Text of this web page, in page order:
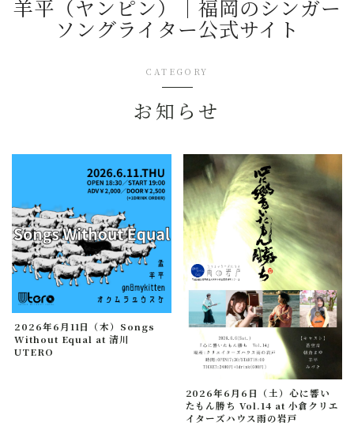
羊平（ヤンピン）｜福岡のシンガー
ソングライター公式サイト
CATEGORY
お知らせ
2026年6月11日（木）Songs
Without Equal at 清川
UTERO
2026年6月6日（土）心に響い
たもん勝ち Vol.14 at 小倉クリエ
イターズハウス雨の岩戸